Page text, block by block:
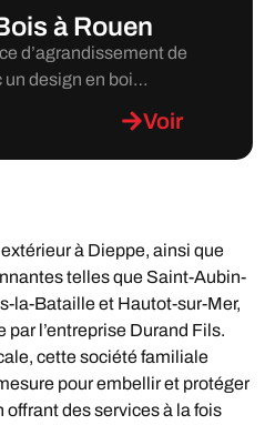
à Rouen
d’agrandissement de
un design en boi…
Voir
à Dieppe, ainsi que
telles que Saint-Aubin-
la-Bataille et Hautot-sur-Mer,
l’entreprise Durand Fils.
cette société familiale
pour embellir et protéger
offrant des services à la fois